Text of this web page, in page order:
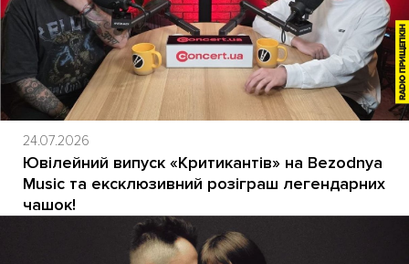
24.07.2026
Ювілейний випуск «Критикантів» на Bezodnya
Music та ексклюзивний розіграш легендарних
чашок!